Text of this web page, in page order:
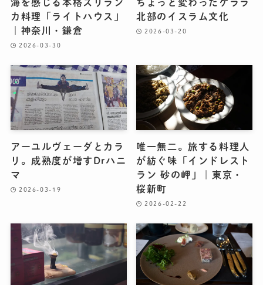
海を感じる本格スリラン
カ料理「ライトハウス」
｜神奈川・鎌倉
2026-03-30
ちょっと変わったケララ
北部のイスラム文化
2026-03-20
アーユルヴェーダとカラ
リ。成熟度が増すDrハニ
マ
2026-03-19
唯一無二。旅する料理人
が紡ぐ味「インドレスト
ラン 砂の岬」｜東京・
桜新町
2026-02-22